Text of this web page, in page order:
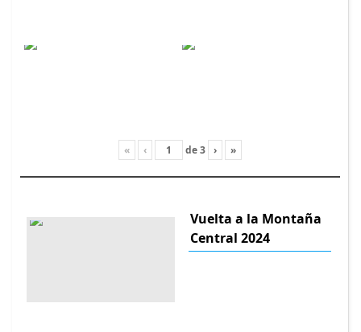
« ‹ de3 › »
Vuelta a la Montaña
Central 2024